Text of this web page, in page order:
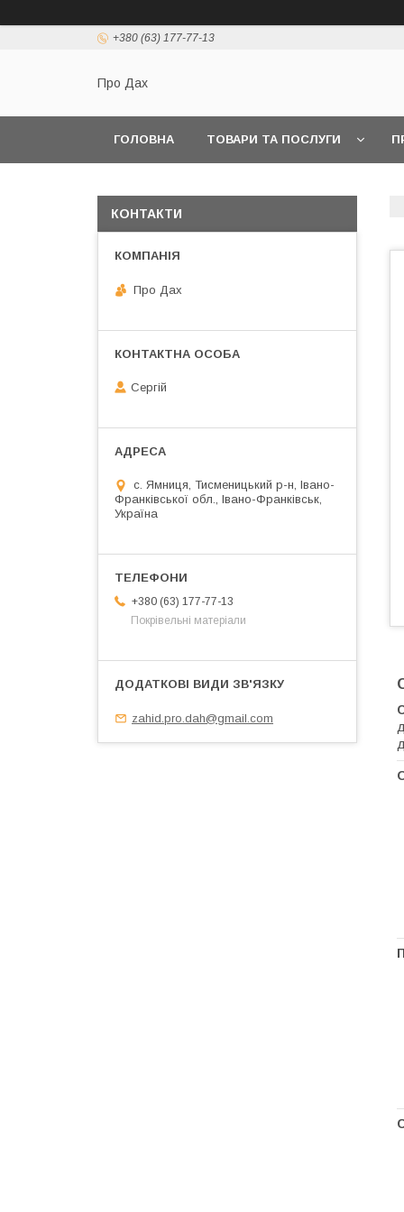
+380 (63) 177-77-13
Про Дах
ГОЛОВНА ТОВАРИ ТА ПОСЛУГИ
КОНТАКТИ
Про Дах
Сергій
с. Ямниця, Тисменицький р-н, Івано-
Франківської обл., Івано-Франківськ,
Україна
+380 (63) 177-77-13
Покрівельні матеріали
zahid.pro.dah@gmail.com